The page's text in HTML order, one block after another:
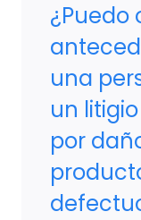
¿Puedo
una
un
por